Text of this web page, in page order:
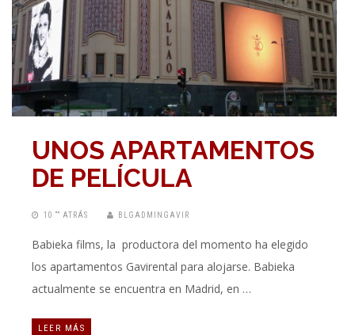
UNOS APARTAMENTOS
DE PELÍCULA
10 “” ATRÁS BLGADMINGAVIR
Babieka films, la productora del momento ha elegido
los apartamentos Gavirental para alojarse. Babieka
actualmente se encuentra en Madrid, en …
LEER MÁS